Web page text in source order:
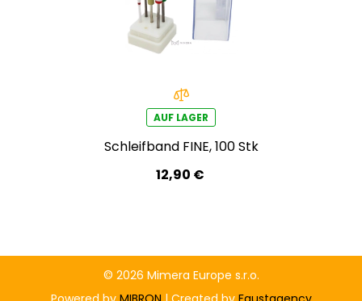
AUF LAGER
Schleifband FINE, 100 Stk
12,90 €
© 2026 Mimera Europe s.r.o.